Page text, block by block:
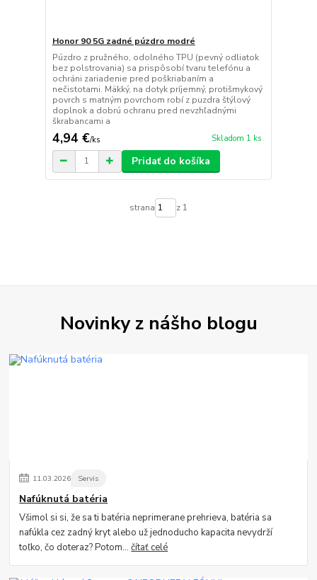
Honor 90 5G zadné púzdro modré
Púzdro z pružného, odolného TPU (pevný odliatok
bez polstrovania) sa prispôsobí tvaru telefónu a
ochráni zariadenie pred poškriabaním a
nečistotami. Mäkký, na dotyk príjemný, protišmykový
povrch s matným povrchom robí z puzdra štýlový
doplnok a dobrú ochranu pred nevzhľadnými
škrabancami a
4,94 €/ks Skladom 1 ks
Pridať do košíka
strana z 1
Novinky z nášho blogu
11.03.2026 Servis
Nafúknutá batéria
Všimol si si, že sa ti batéria neprimerane prehrieva, batéria sa
nafúkla cez zadný kryt alebo už jednoducho kapacita nevydrží
toľko, čo doteraz? Potom...čítať celé